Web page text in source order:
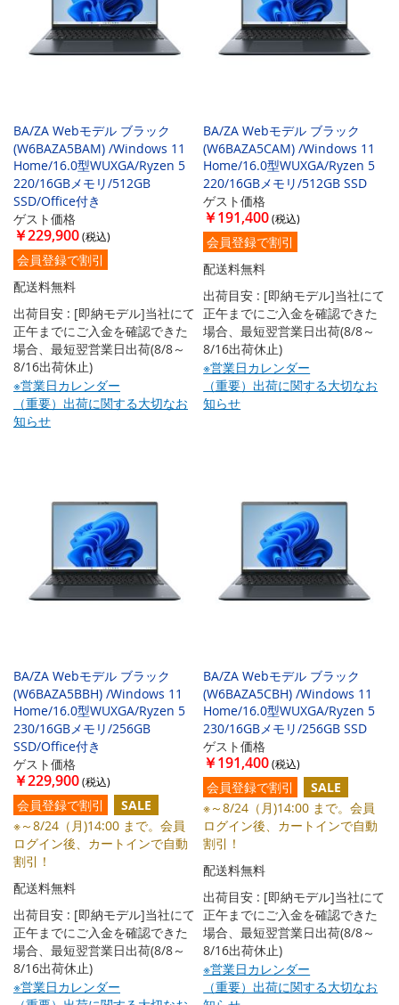
BA/ZA Webモデル ブラック
(W6BAZA5BAM) /Windows 11
Home/16.0型WUXGA/Ryzen 5
220/16GBメモリ/512GB
SSD/Office付き
ゲスト価格
￥229,900
会員登録で割引
配送料無料
出荷目安 : [即納モデル]当社にて
正午までにご入金を確認できた
場合、最短翌営業日出荷(8/8～
8/16出荷休止)
※営業日カレンダー
（重要）出荷に関する大切なお
知らせ
BA/ZA Webモデル ブラック
(W6BAZA5CAM) /Windows 11
Home/16.0型WUXGA/Ryzen 5
220/16GBメモリ/512GB SSD
ゲスト価格
￥191,400
会員登録で割引
配送料無料
出荷目安 : [即納モデル]当社にて
正午までにご入金を確認できた
場合、最短翌営業日出荷(8/8～
8/16出荷休止)
※営業日カレンダー
（重要）出荷に関する大切なお
知らせ
BA/ZA Webモデル ブラック
(W6BAZA5BBH) /Windows 11
Home/16.0型WUXGA/Ryzen 5
230/16GBメモリ/256GB
SSD/Office付き
ゲスト価格
￥229,900
会員登録で割引
SALE
※～8/24（月)14:00 まで。会員
ログイン後、カートインで自動
割引！
配送料無料
出荷目安 : [即納モデル]当社にて
正午までにご入金を確認できた
場合、最短翌営業日出荷(8/8～
8/16出荷休止)
※営業日カレンダー
BA/ZA Webモデル ブラック
(W6BAZA5CBH) /Windows 11
Home/16.0型WUXGA/Ryzen 5
230/16GBメモリ/256GB SSD
ゲスト価格
￥191,400
会員登録で割引
SALE
※～8/24（月)14:00 まで。会員
ログイン後、カートインで自動
割引！
配送料無料
出荷目安 : [即納モデル]当社にて
正午までにご入金を確認できた
場合、最短翌営業日出荷(8/8～
8/16出荷休止)
※営業日カレンダー
（重要）出荷に関する大切なお